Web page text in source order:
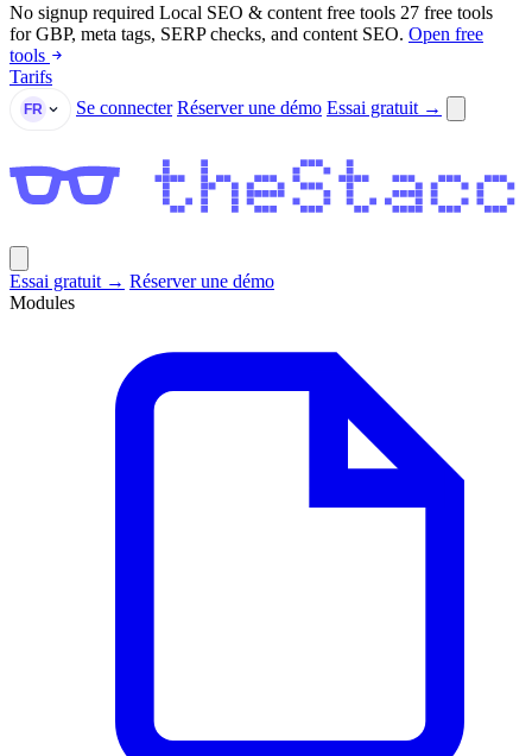
No signup required Local SEO & content free tools 27 free tools
for GBP, meta tags, SERP checks, and content SEO. Open free
tools
Tarifs
FR Se connecter Réserver une démo Essai gratuit →
Essai gratuit → Réserver une démo
Modules